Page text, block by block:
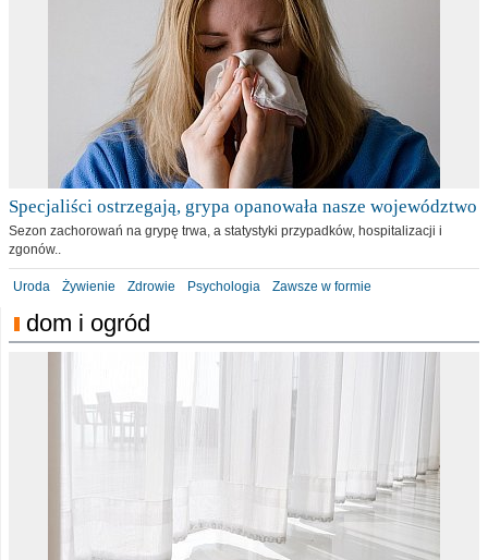
Specjaliści ostrzegają, grypa opanowała nasze województwo
Sezon zachorowań na grypę trwa, a statystyki przypadków, hospitalizacji i
zgonów..
Uroda Żywienie Zdrowie Psychologia Zawsze w formie
dom i ogród